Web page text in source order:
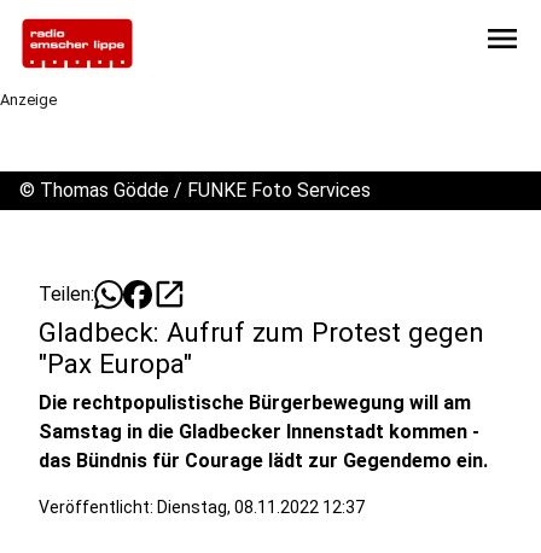
menu
Anzeige
© Thomas Gödde / FUNKE Foto Services
Teilen: open_in_new
Gladbeck: Aufruf zum Protest gegen
"Pax Europa"
Die rechtpopulistische Bürgerbewegung will am
Samstag in die Gladbecker Innenstadt kommen -
das Bündnis für Courage lädt zur Gegendemo ein.
Veröffentlicht: Dienstag, 08.11.2022 12:37